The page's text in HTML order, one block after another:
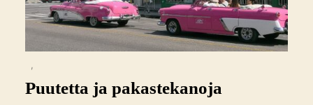
Puutetta ja pakastekanoja